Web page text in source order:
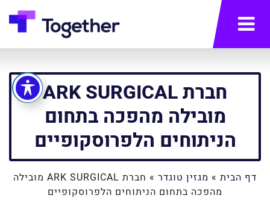
תפריט
חברת ARK SURGICAL
מובילה מהפכה בתחום
הניתוחים הלפרוסקופיים
דף הבית » מגזין טוגדר »
חברת ARK SURGICAL מובילה
מהפכה בתחום הניתוחים הלפרוסקופיים